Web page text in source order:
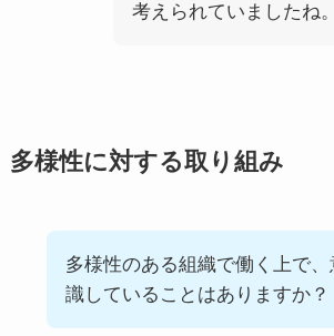
考えられていましたね。
多様性に対する取り組み
多様性のある組織で働く上で、
識していることはありますか？